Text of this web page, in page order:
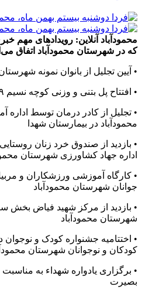
محمودآباد آنلاین: رویدادهای مهم
که در شهرستان محمودآباد اتفاق
• آیین تجلیل از بانوان نمونه
• افتتاح پل بتنی و وزنی کوچه نسیم ۳۹ از سوی شهرداری محمودآباد
• تجلیل از کادر درمان توسط
محمودآباد در بیمارستان شهدا
• بازدید از صندوق خرد زنان
اداره جهاد کشاورزی شهرستان
• کارگاه آموزشی ورزشکاران و
جوانان شهرستان محمودآباد
• بازدید از مرکز شهید فیاض بخش
شهرستان محمودآباد
• اختتامیه جشنواره کودک و
کودکان و نوجوانان شهرستان
• برگزاری یادواره شهداء به
بصیرت